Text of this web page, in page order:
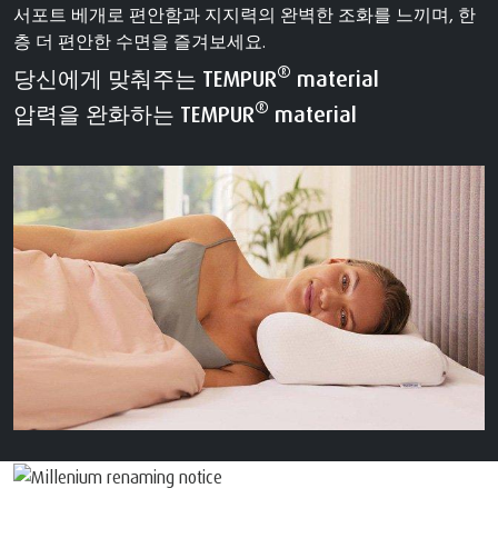
서포트 베개로 편안함과 지지력의 완벽한 조화를 느끼며, 한
층 더 편안한 수면을 즐겨보세요.
당신에게 맞춰주는 TEMPUR® material
압력을 완화하는 TEMPUR® material